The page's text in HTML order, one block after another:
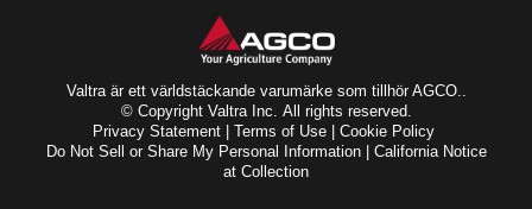
HITTA DIN ÅTERFÖRSÄLJARE
Valtra är ett världstäckande varumärke som tillhör AGCO..
© Copyright Valtra Inc. All rights reserved.
Privacy Statement
Terms of Use
Cookie Policy
Do Not Sell or Share My Personal Information| California Notice
at Collection